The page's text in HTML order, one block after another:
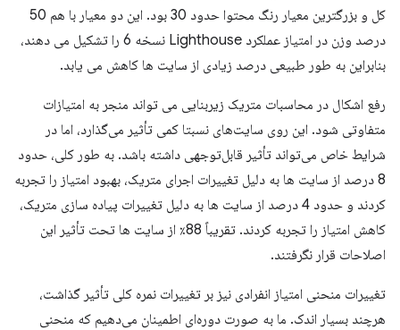
کل و بزرگترین معیار رنگ محتوا حدود 30 بود. این دو معیار با هم 50
درصد وزن در امتیاز عملکرد Lighthouse نسخه 6 را تشکیل می دهند،
بنابراین به طور طبیعی درصد زیادی از سایت ها کاهش می یابد.
رفع اشکال در محاسبات متریک زیربنایی می تواند منجر به امتیازات
متفاوتی شود. این روی سایت‌های نسبتا کمی تأثیر می‌گذارد، اما در
شرایط خاص می‌تواند تأثیر قابل‌توجهی داشته باشد. به طور کلی، حدود
8 درصد از سایت ها به دلیل تغییرات اجرای متریک، بهبود امتیاز را تجربه
کردند و حدود 4 درصد از سایت ها به دلیل تغییرات پیاده سازی متریک،
کاهش امتیاز را تجربه کردند. تقریباً 88٪ از سایت ها تحت تأثیر این
اصلاحات قرار نگرفتند.
تغییرات منحنی امتیاز انفرادی نیز بر تغییرات نمره کلی تأثیر گذاشت،
هرچند بسیار اندک. ما به صورت دوره‌ای اطمینان می‌دهیم که منحنی